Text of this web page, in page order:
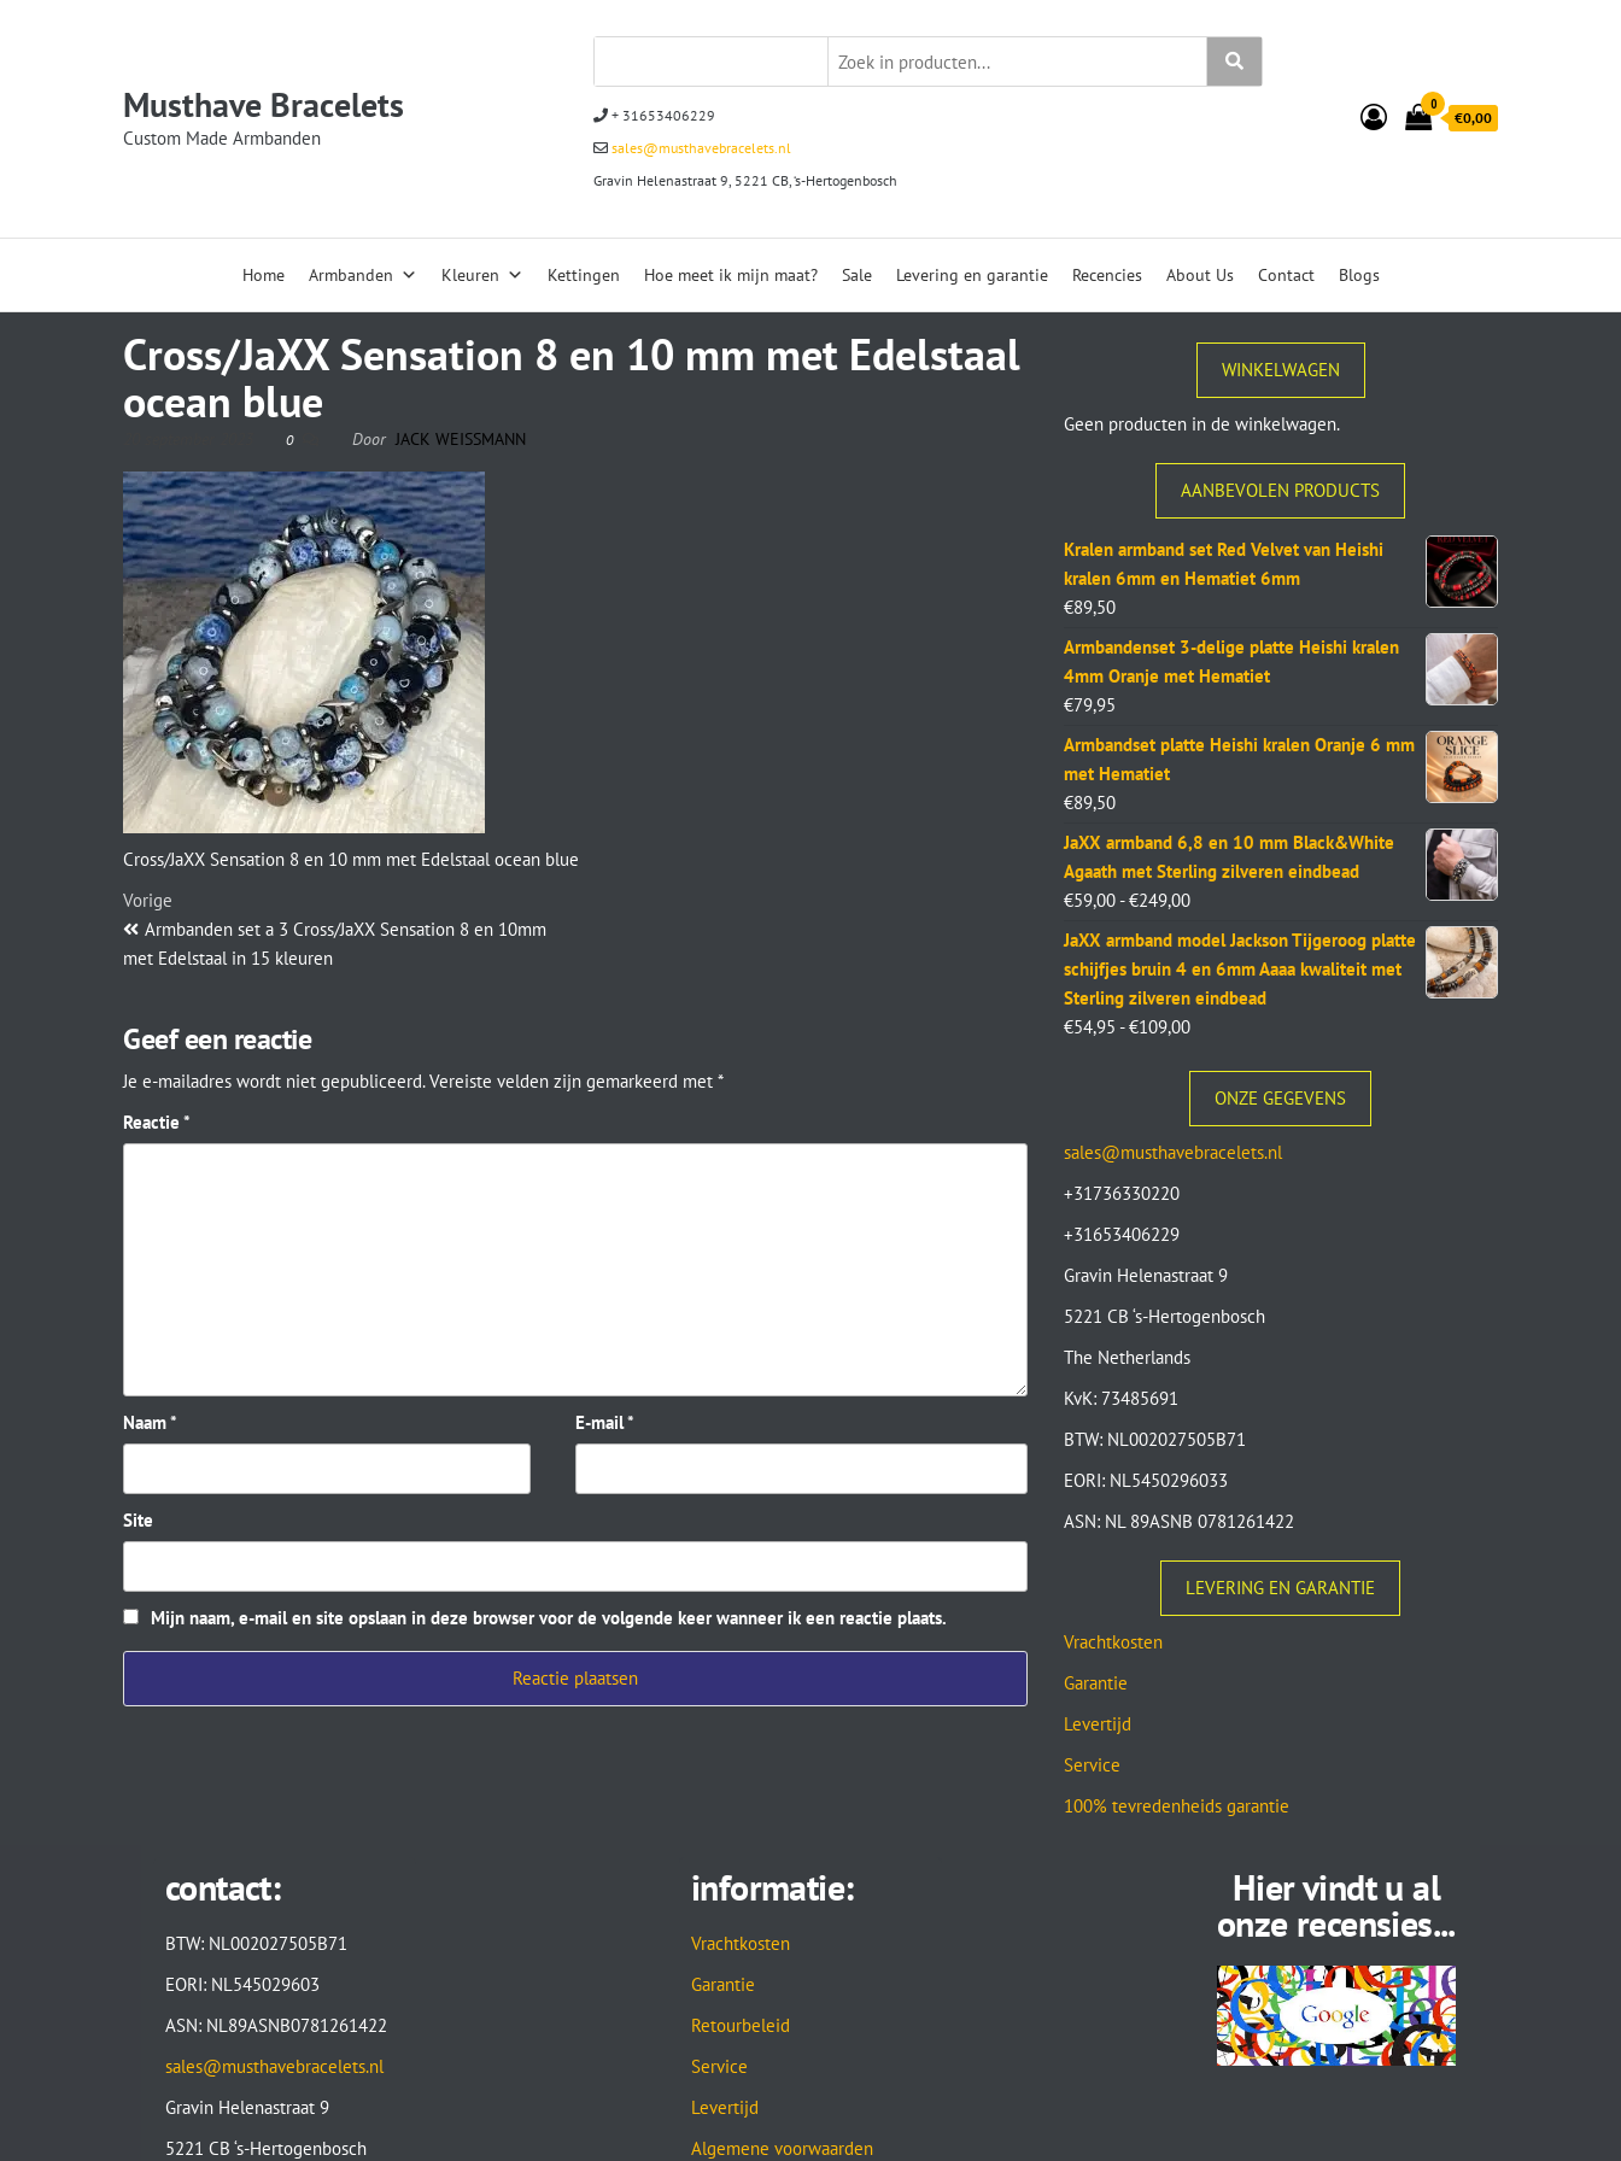
Musthave Bracelets
Custom Made Armbanden
+ 31653406229
sales@musthavebracelets.nl
Gravin Helenastraat 9, 5221 CB, ‘s-Hertogenbosch
0
€0,00
Home Armbanden Kleuren Kettingen Hoe meet ik mijn maat? Sale Levering en garantie Recencies About Us Contact Blogs
Cross/JaXX Sensation 8 en 10 mm met Edelstaal
ocean blue
0 Door JACK WEISSMANN
Cross/JaXX Sensation 8 en 10 mm met Edelstaal ocean blue
Vorige
Armbanden set a 3 Cross/JaXX Sensation 8 en 10mm
met Edelstaal in 15 kleuren
Geef een reactie
Je e-mailadres wordt niet gepubliceerd. Vereiste velden zijn gemarkeerd met *
Reactie *
Naam* E-mail*
Site
Mijn naam, e-mail en site opslaan in deze browser voor de volgende keer wanneer ik een reactie plaats.
WINKELWAGEN
Geen producten in de winkelwagen.
AANBEVOLEN PRODUCTS
Kralen armband set Red Velvet van Heishi
kralen 6mm en Hematiet 6mm
€89,50
Armbandenset 3-delige platte Heishi kralen
4mm Oranje met Hematiet
€79,95
Armbandset platte Heishi kralen Oranje 6 mm
met Hematiet
€89,50
JaXX armband 6,8 en 10 mm Black&White
Agaath met Sterling zilveren eindbead
€59,00 - €249,00
JaXX armband model Jackson Tijgeroog platte
schijfjes bruin 4 en 6mm Aaaa kwaliteit met
Sterling zilveren eindbead
€54,95 - €109,00
ONZE GEGEVENS
sales@musthavebracelets.nl
+31736330220
+31653406229
Gravin Helenastraat 9
5221 CB ‘s-Hertogenbosch
The Netherlands
KvK: 73485691
BTW: NL002027505B71
EORI: NL5450296033
ASN: NL 89ASNB 0781261422
LEVERING EN GARANTIE
Vrachtkosten
Garantie
Levertijd
Service
100% tevredenheids garantie
contact:
BTW: NL002027505B71
EORI: NL545029603
ASN: NL89ASNB0781261422
sales@musthavebracelets.nl
Gravin Helenastraat 9
5221 CB ‘s-Hertogenbosch
informatie:
Vrachtkosten
Garantie
Retourbeleid
Service
Levertijd
Algemene voorwaarden
Hier vindt u al
onze recensies...